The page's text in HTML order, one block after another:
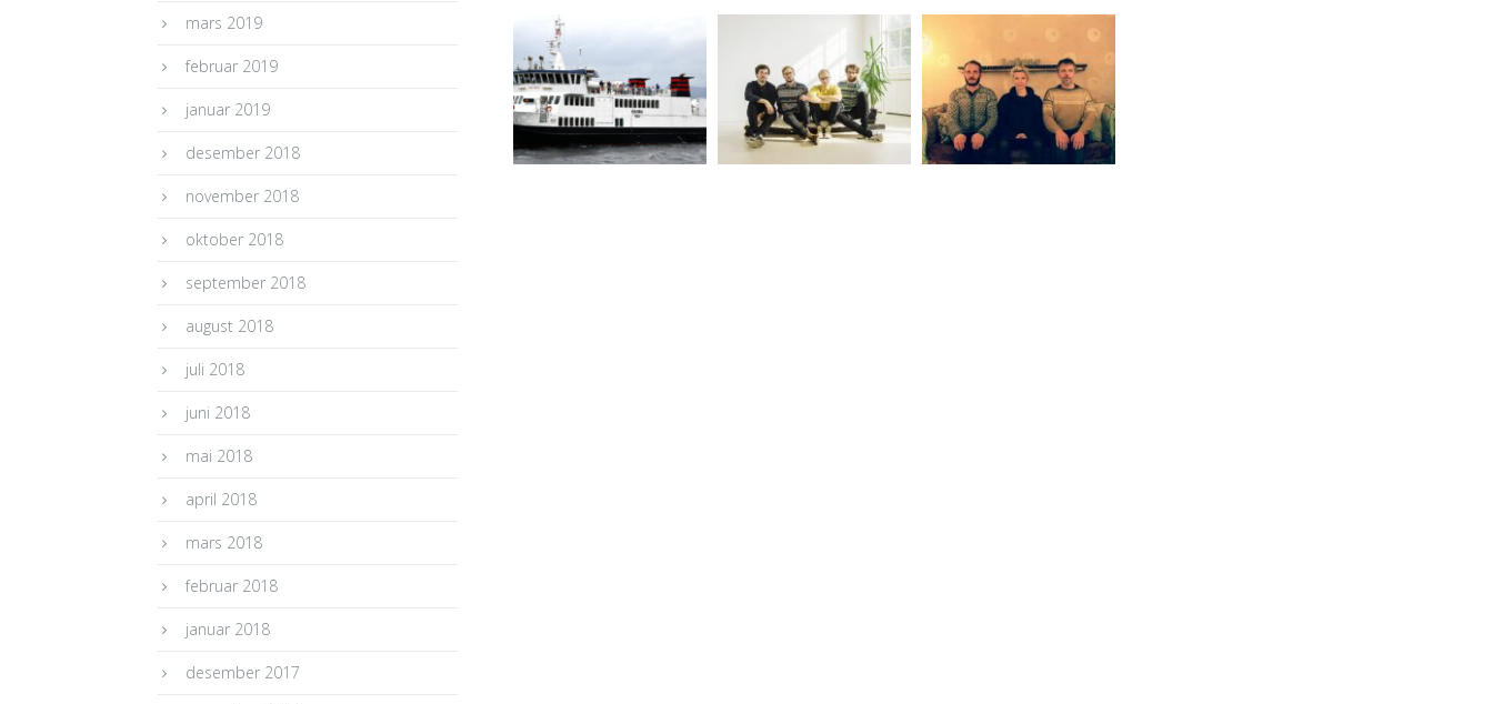
mars 2019
februar 2019
januar 2019
desember 2018
november 2018
oktober 2018
september 2018
august 2018
juli 2018
juni 2018
mai 2018
april 2018
mars 2018
februar 2018
januar 2018
desember 2017